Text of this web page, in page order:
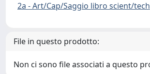
2a - Art/Cap/Saggio libro scient/tech
File in questo prodotto:
Non ci sono file associati a questo